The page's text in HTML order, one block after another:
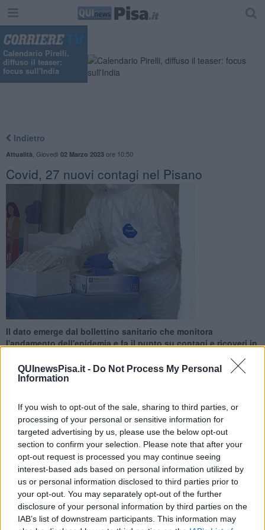
QUInewsPisa.it - Do Not Process My Personal
Information
If you wish to opt-out of the sale, sharing to third parties, or
processing of your personal or sensitive information for
targeted advertising by us, please use the below opt-out
section to confirm your selection. Please note that after your
opt-out request is processed you may continue seeing
interest-based ads based on personal information utilized by
us or personal information disclosed to third parties prior to
your opt-out. You may separately opt-out of the further
disclosure of your personal information by third parties on the
IAB’s list of downstream participants. This information may
Calendario Pirelli,
diffuso il teaser:
focus sull'India
Indietro
Attualità Giovedì 02 Marzo 2023ore 10:50
Covid, 27 nuovi contagi nel Pisano
Il dato emerge dal bollettino sanitario che monitora
l'andamento dell'epidemia e fa il punto su contagi e ricoveri in
PISA —Tra ieri e oggi in provincia di Pisa sono stati accertati 27
nuovi casi di positività alCoronavirus. Il dato emerge dal bollettino
sanitario che monitora l'andamento dell'epidemia e fa il punto su
contagi e ricoveri.
Sono 224 i nuovi casi di Covid-19 registrati nelle ultime ventiquattro
ore in Toscana. Dall'ultimo bollettino quotidiano sono stati eseguiti
401 tamponi molecolari e 3.292 tamponi antigenici rapidi: di questi
il 6,1% è risultato positivo. Escludendo i tamponi di controllo sono